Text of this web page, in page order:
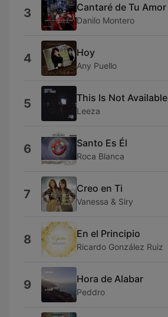
3 Cantaré de Tu Amor
Danilo Montero
4 Hoy
Any Puello
5 This Is Not Available
Leeza
6 Santo Es Él
Roca Blanca
7 Creo en Ti
Vanessa & Siry
8 En el Principio
Ricardo González Ruiz
9 Hora de Alabar
Peddro